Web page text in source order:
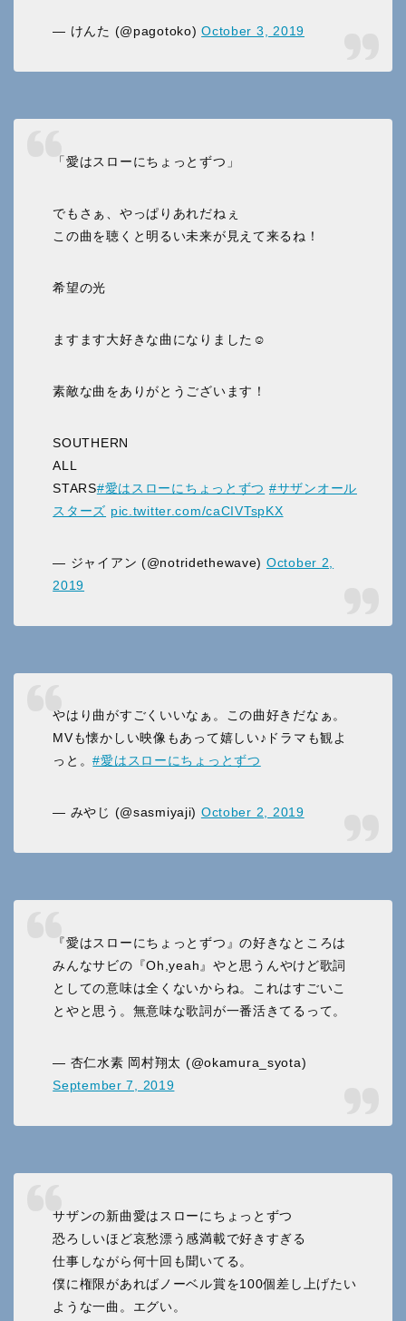
— けんた (@pagotoko)October 3, 2019
「愛はスローにちょっとずつ」
でもさぁ、やっぱりあれだねぇ
この曲を聴くと明るい未来が見えて来るね！
希望の光
ますます大好きな曲になりました☺︎
素敵な曲をありがとうございます！
SOUTHERN
ALL
STARS#愛はスローにちょっとずつ #サザンオール
スターズ pic.twitter.com/caCIVTspKX
— ジャイアン (@notridethewave) October 2,
2019
やはり曲がすごくいいなぁ。この曲好きだなぁ。
MVも懐かしい映像もあって嬉しい♪ドラマも観よ
っと。#愛はスローにちょっとずつ
— みやじ (@sasmiyaji) October 2, 2019
『愛はスローにちょっとずつ』の好きなところは
みんなサビの『Oh,yeah』やと思うんやけど歌詞
としての意味は全くないからね。これはすごいこ
とやと思う。無意味な歌詞が一番活きてるって。
— 杏仁水素 岡村翔太 (@okamura_syota)
September 7, 2019
サザンの新曲愛はスローにちょっとずつ
恐ろしいほど哀愁漂う感満載で好きすぎる
仕事しながら何十回も聞いてる。
僕に権限があればノーベル賞を100個差し上げたい
ような一曲。エグい。